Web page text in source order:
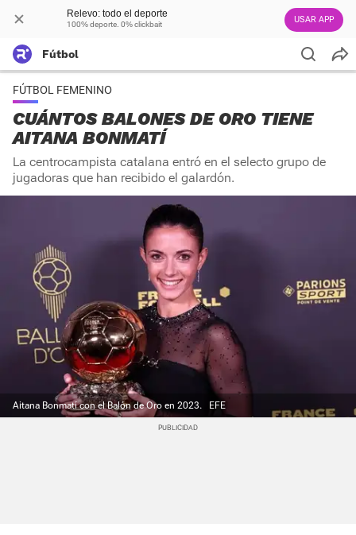
Relevo: todo el deporte
100% deporte. 0% clickbait USAR APP
Fútbol
FÚTBOL FEMENINO
CUÁNTOS BALONES DE ORO TIENE
AITANA BONMATÍ
La centrocampista catalana entró en el selecto grupo de
jugadoras que han recibido el galardón.
Aitana Bonmatí con el Balón de Oro en 2023. EFE